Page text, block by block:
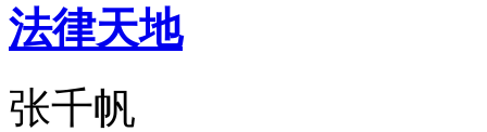
法律天地
张千帆